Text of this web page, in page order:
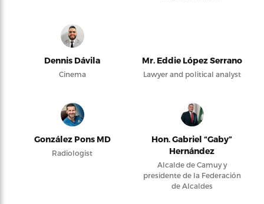
Dennis Dávila
Cinema
Mr. Eddie López Serrano
Lawyer and political analyst
González Pons MD
Radiologist
Hon. Gabriel “Gaby”
Hernández
Alcalde de Camuy y
presidente de la Federación
de Alcaldes